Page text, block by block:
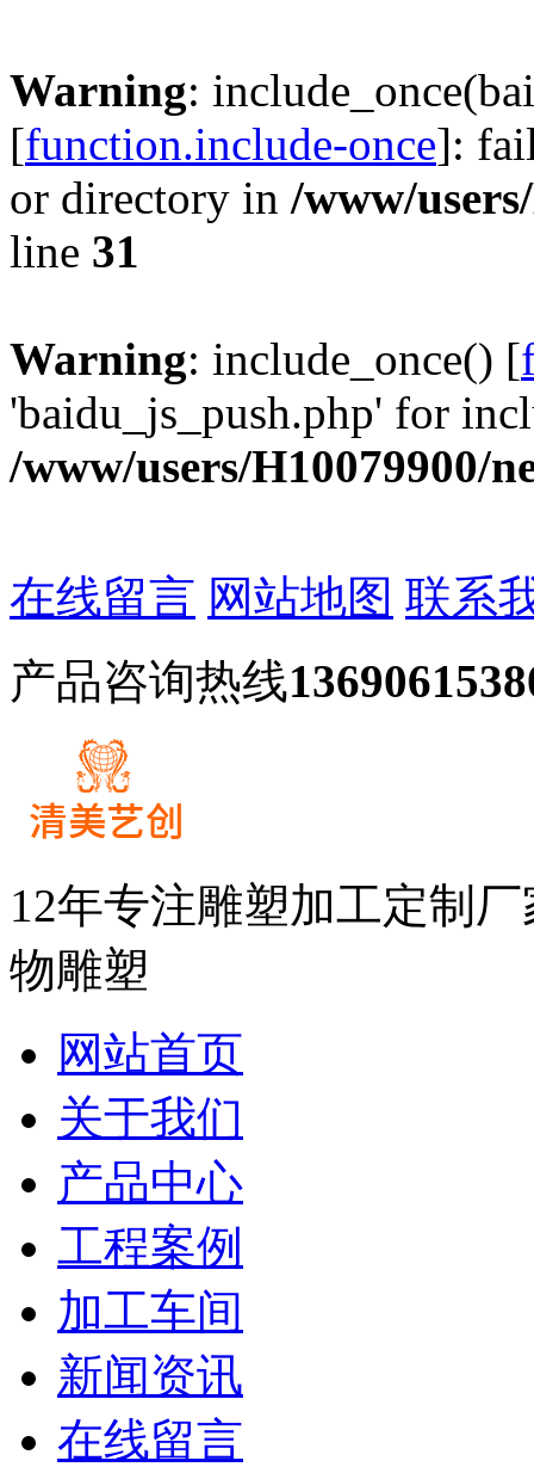
Warning:
[function.include-once]:
or directory in /www/
line 31
Warning: include_once() [
'baidu_js_push.php' for
/www/users/H10079900/
在线留言 网站地图 联系
产品咨询热线
12年专注雕塑加工定制
物雕塑
网站首页
关于我们
产品中心
工程案例
加工车间
新闻资讯
在线留言